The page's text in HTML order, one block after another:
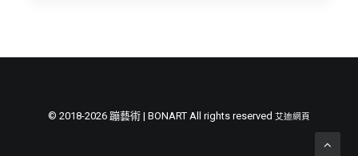
© 2018-2026 蹦藝術 | BONART All rights reserved 艾迪網頁